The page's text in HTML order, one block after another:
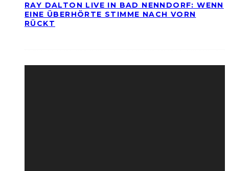
RAY DALTON LIVE IN BAD NENNDORF: WENN
EINE ÜBERHÖRTE STIMME NACH VORN
RÜCKT